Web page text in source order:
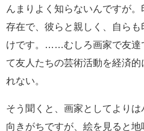
んまりよく知らないんですが
存在で、彼らと親しく、自ら
けです。……むしろ画家で友達
て友人たちの芸術活動を経済
れない。
そう聞くと、画家としてより
向きがちですが、絵を見ると